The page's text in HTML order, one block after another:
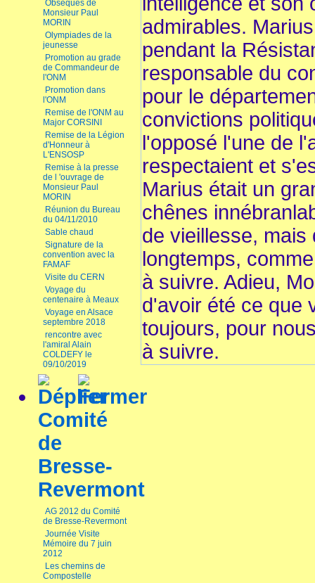
Obsèques de
Monsieur Paul
MORIN
Olympiades de la
jeunesse
Promotion au grade
de Commandeur de
l'ONM
Promotion dans
l'ONM
Remise de l'ONM au
Major CORSINI
Remise de la Légion
d'Honneur à
L'ENSOSP
Remise à la presse
de l 'ouvrage de
Monsieur Paul
MORIN
Réunion du Bureau
du 04/11/2010
Sable chaud
Signature de la
convention avec la
FAMAF
Visite du CERN
Voyage du
centenaire à Meaux
Voyage en Alsace
septembre 2018
rencontre avec
l'amiral Alain
COLDEFY le
09/10/2019
Comité
de
Bresse-
Revermont
AG 2012 du Comité
de Bresse-Revermont
Journée Visite
Mémoire du 7 juin
2012
Les chemins de
Compostelle
admirables.
pendant la
responsable du
pour le
convictions
l'opposé l'une de
respectaient et
Marius était un
chênes
de vieillesse,
longtemps,
à suivre. Adieu,
d'avoir été ce que
toujours, pour
à suivre.